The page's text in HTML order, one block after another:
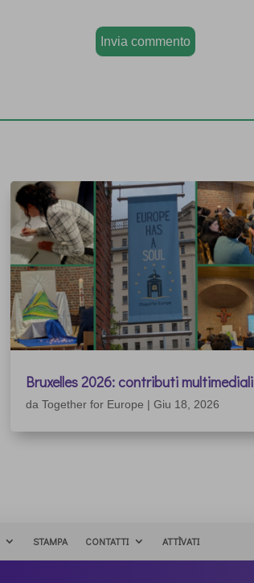
Invia commento
Bruxelles 2026: contributi multimediali
da Together for Europe | Giu 18, 2026
STAMPA CONTATTI ATTÌVATI